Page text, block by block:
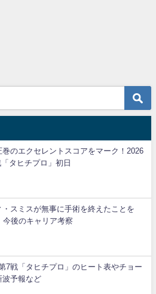
巻のエクセレントスコアをマーク！2026
タヒチプロ」初日
・スミスが無事に手術を終えたことを
今後のキャリア考察
7戦「タヒチプロ」のヒート表やチョー
波予報など